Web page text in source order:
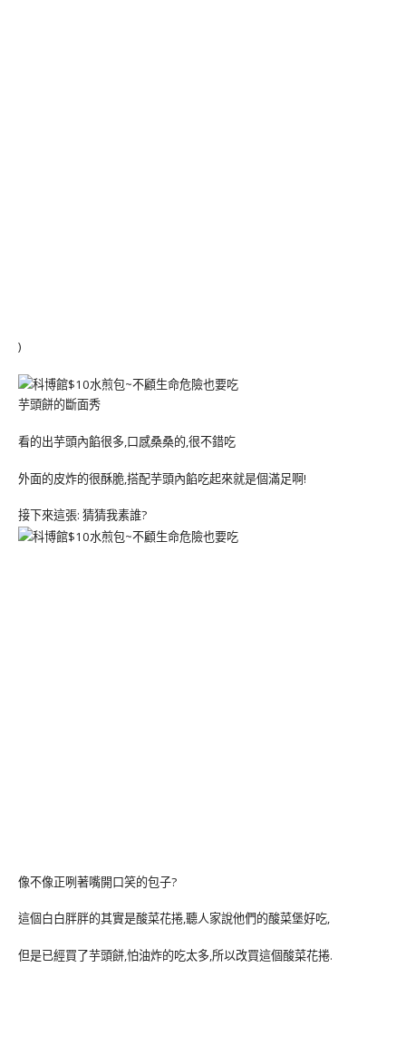
)
芋頭餅的斷面秀
看的出芋頭內餡很多,口感桑桑的,很不錯吃
外面的皮炸的很酥脆,搭配芋頭內餡吃起來就是個滿足啊!
接下來這張: 猜猜我素誰?
像不像正咧著嘴開口笑的包子?
這個白白胖胖的其實是酸菜花捲,聽人家說他們的酸菜堡好吃,
但是已經買了芋頭餅,怕油炸的吃太多,所以改買這個酸菜花捲.